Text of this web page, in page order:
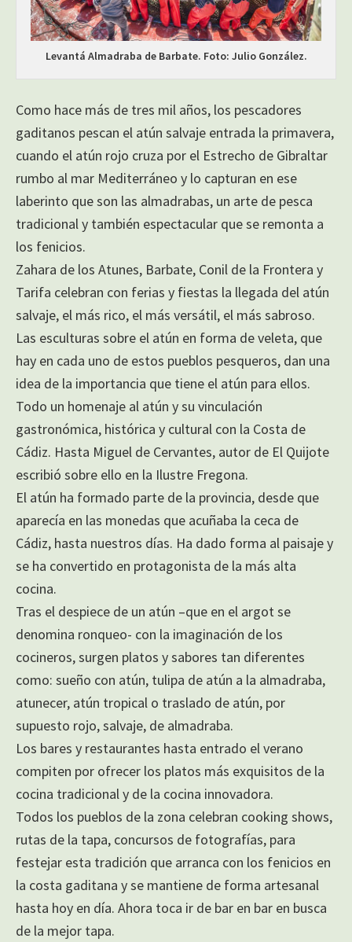
Levantá Almadraba de Barbate. Foto: Julio González.
Como hace más de tres mil años, los pescadores
gaditanos pescan el atún salvaje entrada la primavera,
cuando el atún rojo cruza por el Estrecho de Gibraltar
rumbo al mar Mediterráneo y lo capturan en ese
laberinto que son las almadrabas, un arte de pesca
tradicional y también espectacular que se remonta a
los fenicios.
Zahara de los Atunes, Barbate, Conil de la Frontera y
Tarifa celebran con ferias y fiestas la llegada del atún
salvaje, el más rico, el más versátil, el más sabroso.
Las esculturas sobre el atún en forma de veleta, que
hay en cada uno de estos pueblos pesqueros, dan una
idea de la importancia que tiene el atún para ellos.
Todo un homenaje al atún y su vinculación
gastronómica, histórica y cultural con la Costa de
Cádiz. Hasta Miguel de Cervantes, autor de El Quijote
escribió sobre ello en la Ilustre Fregona.
El atún ha formado parte de la provincia, desde que
aparecía en las monedas que acuñaba la ceca de
Cádiz, hasta nuestros días. Ha dado forma al paisaje y
se ha convertido en protagonista de la más alta
cocina.
Tras el despiece de un atún –que en el argot se
denomina ronqueo- con la imaginación de los
cocineros, surgen platos y sabores tan diferentes
como: sueño con atún, tulipa de atún a la almadraba,
atunecer, atún tropical o traslado de atún, por
supuesto rojo, salvaje, de almadraba.
Los bares y restaurantes hasta entrado el verano
compiten por ofrecer los platos más exquisitos de la
cocina tradicional y de la cocina innovadora.
Todos los pueblos de la zona celebran cooking shows,
rutas de la tapa, concursos de fotografías, para
festejar esta tradición que arranca con los fenicios en
la costa gaditana y se mantiene de forma artesanal
hasta hoy en día. Ahora toca ir de bar en bar en busca
de la mejor tapa.